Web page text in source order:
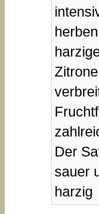
Der
sauer
harzig